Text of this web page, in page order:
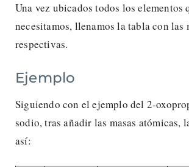
Una vez ubicados todos los elementos
necesitamos, llenamos la tabla con las
respectivas.
Ejemplo
Siguiendo con el ejemplo del 2-
sodio, tras añadir las masas atómicas,
así: